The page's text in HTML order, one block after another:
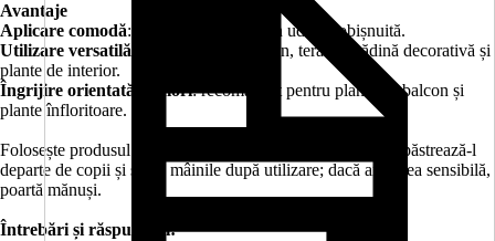
Avantaje
Aplicare comodă: se integrează rapid în udarea obișnuită.
Utilizare versatilă : potrivit pentru balcon, terasă, grădină decorativă și
plante de interior.
Îngrijire orientată pe flori: recomandat pentru plante de balcon și
plante înfloritoare.
Folosește produsul conform instrucțiunilor de pe etichetă, păstrează-l
departe de copii și spală mâinile după utilizare; dacă ai pielea sensibilă,
poartă mănuși.
Întrebări și răspunsuri: